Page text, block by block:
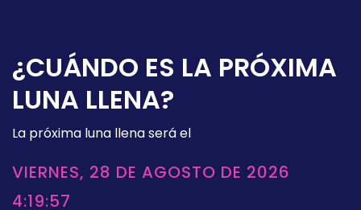
¿CUÁNDO ES LA PRÓXIMA
LUNA LLENA?
La próxima luna llena será el
VIERNES, 28 DE AGOSTO DE 2026
4:19:57